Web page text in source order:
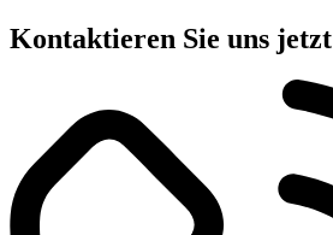
Kontaktieren Sie uns jetzt